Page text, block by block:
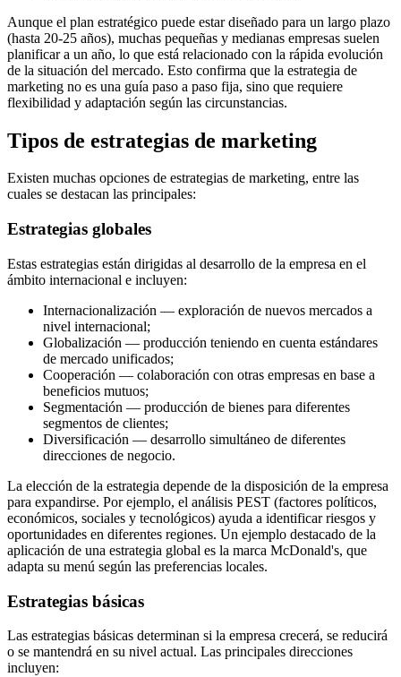
Aunque el plan estratégico puede estar diseñado para un largo plazo
(hasta 20-25 años), muchas pequeñas y medianas empresas suelen
planificar a un año, lo que está relacionado con la rápida evolución
de la situación del mercado. Esto confirma que la estrategia de
marketing no es una guía paso a paso fija, sino que requiere
flexibilidad y adaptación según las circunstancias.
Tipos de estrategias de marketing
Existen muchas opciones de estrategias de marketing, entre las
cuales se destacan las principales:
Estrategias globales
Estas estrategias están dirigidas al desarrollo de la empresa en el
ámbito internacional e incluyen:
Internacionalización — exploración de nuevos mercados a
nivel internacional;
Globalización — producción teniendo en cuenta estándares
de mercado unificados;
Cooperación — colaboración con otras empresas en base a
beneficios mutuos;
Segmentación — producción de bienes para diferentes
segmentos de clientes;
Diversificación — desarrollo simultáneo de diferentes
direcciones de negocio.
La elección de la estrategia depende de la disposición de la empresa
para expandirse. Por ejemplo, el análisis PEST (factores políticos,
económicos, sociales y tecnológicos) ayuda a identificar riesgos y
oportunidades en diferentes regiones. Un ejemplo destacado de la
aplicación de una estrategia global es la marca McDonald's, que
adapta su menú según las preferencias locales.
Estrategias básicas
Las estrategias básicas determinan si la empresa crecerá, se reducirá
o se mantendrá en su nivel actual. Las principales direcciones
incluyen: